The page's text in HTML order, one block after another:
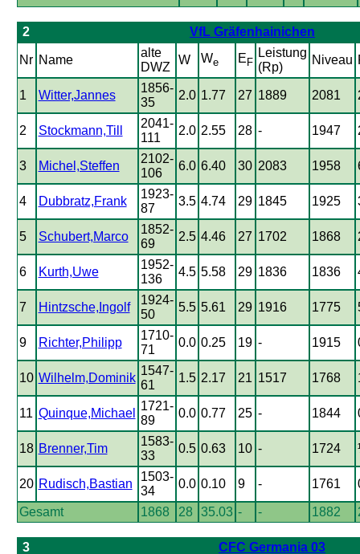
2 VfL Gräfenhainichen
Nr Name
alte
DWZ
W We E F
Leistung
(Rp)
Niveau
1 Witter,Jannes
1856-
35
2.0 1.77 27 1889 2081
2 Stockmann,Till
2041-
111
2.0 2.55 28 - 1947
3 Michel,Steffen
2102-
106
6.0 6.40 30 2083 1958
4 Dubbratz,Frank
1923-
87
3.5 4.74 29 1845 1925
5 Schubert,Marco
1852-
69
2.5 4.46 27 1702 1868
6 Kurth,Uwe
1952-
136
4.5 5.58 29 1836 1836
7 Hintzsche,Ingolf
1924-
50
5.5 5.61 29 1916 1775
9 Richter,Philipp
1710-
71
0.0 0.25 19 - 1915
10 Wilhelm,Dominik
1547-
61
1.5 2.17 21 1517 1768
11 Quinque,Michael
1721-
89
0.0 0.77 25 - 1844
18 Brenner,Tim
1583-
33
0.5 0.63 10 - 1724
20 Rudisch,Bastian
1503-
34
0.0 0.10 9 - 1761
Gesamt 1868 28 35.03 - - 1882
3 CFC Germania 03